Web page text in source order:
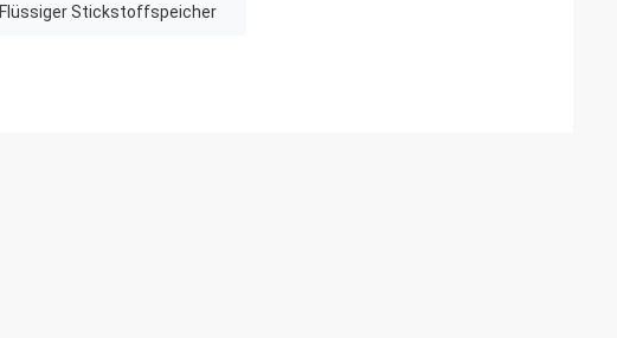
Flüssiger Stickstoffspeicher